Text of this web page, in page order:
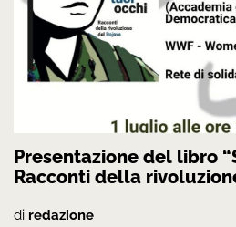
Presentazione del libro
Racconti della
di redazione